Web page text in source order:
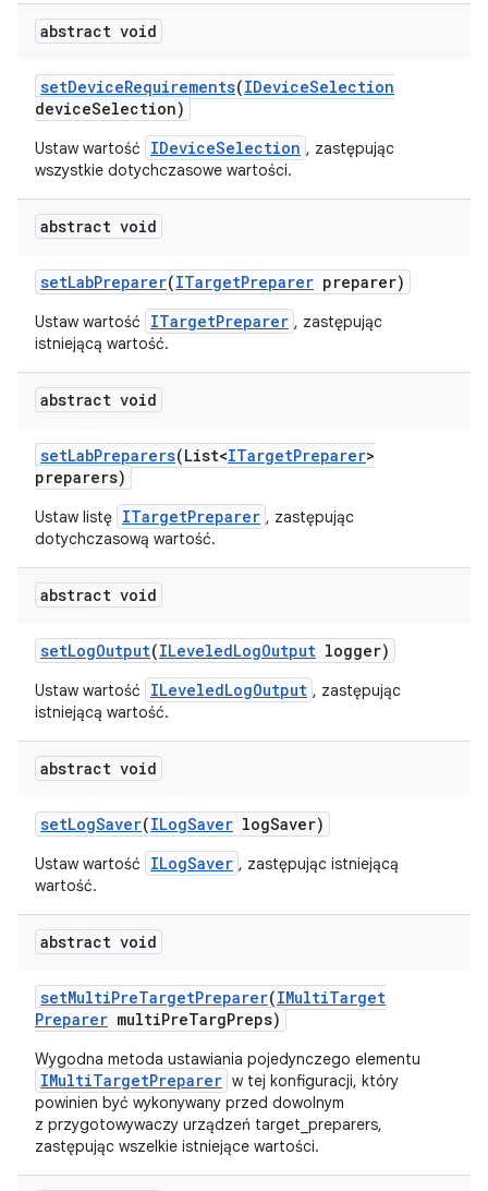
abstract void
setDeviceRequirements(IDeviceSelection
deviceSelection)
Ustaw wartość IDeviceSelection , zastępując
wszystkie dotychczasowe wartości.
abstract void
setLabPreparer(ITargetPreparer preparer)
Ustaw wartość ITargetPreparer , zastępując
istniejącą wartość.
abstract void
setLabPreparers(List<ITargetPreparer>
preparers)
Ustaw listę ITargetPreparer , zastępując
dotychczasową wartość.
abstract void
setLogOutput(ILeveledLogOutput logger)
Ustaw wartość ILeveledLogOutput , zastępując
istniejącą wartość.
abstract void
setLogSaver(ILogSaver logSaver)
Ustaw wartość ILogSaver , zastępując istniejącą
wartość.
abstract void
setMultiPreTargetPreparer(IMultiTarget
Preparer multiPreTargPreps)
Wygodna metoda ustawiania pojedynczego elementu
IMultiTargetPreparer w tej konfiguracji, który
powinien być wykonywany przed dowolnym
z przygotowywaczy urządzeń target_preparers,
zastępując wszelkie istniejące wartości.